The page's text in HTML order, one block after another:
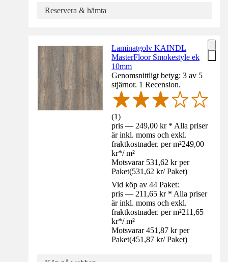
Reservera & hämta
Laminatgolv KAINDL
MasterFloor Smokestyle ek
10mm
Genomsnittligt betyg: 3 av 5
stjärnor. 1 Recension.
(1)
pris — 249,00 kr * Alla priser
är inkl. moms och exkl.
fraktkostnader. per m²249,00
kr*/ m²
Motsvarar 531,62 kr per
Paket(531,62 kr/ Paket)
Vid köp av 44 Paket:
pris — 211,65 kr * Alla priser
är inkl. moms och exkl.
fraktkostnader. per m²211,65
kr*/ m²
Motsvarar 451,87 kr per
Paket(451,87 kr/ Paket)